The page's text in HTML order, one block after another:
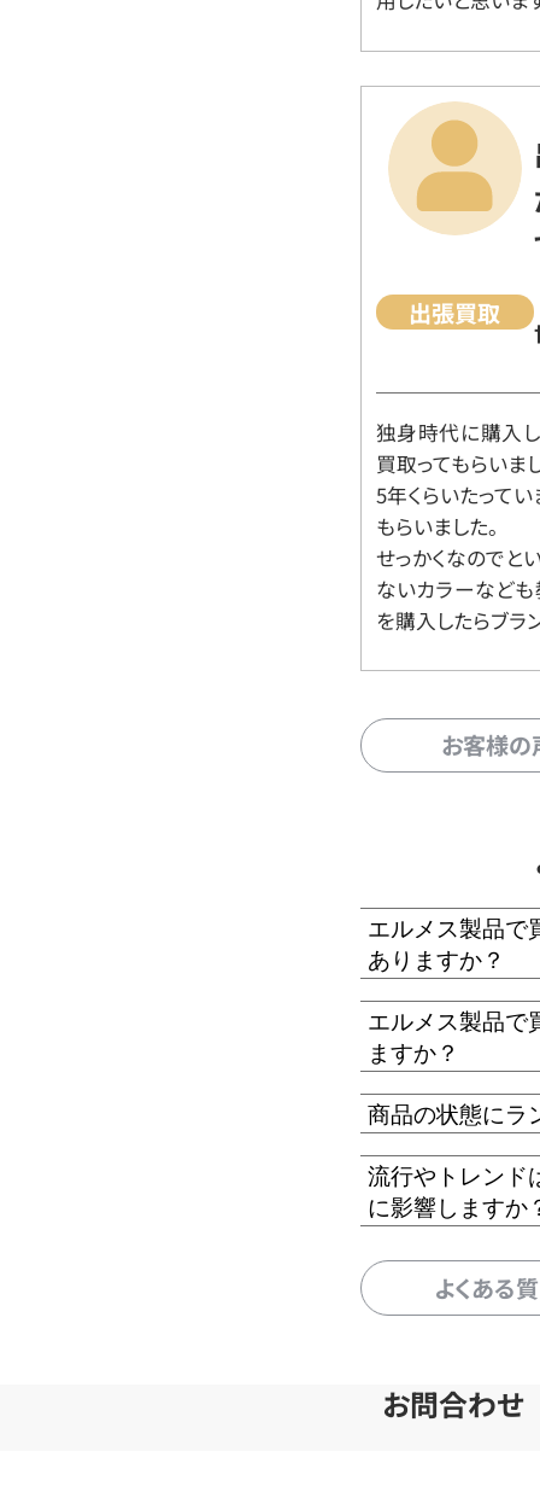
出張買取
独身時代に購入
買取ってもらいま
5年くらいたって
もらいました。
せっかくなのでと
ないカラーなども
を購入したらブラ
お客様
エルメス製品で
ありますか？
エルメス製品で
ますか？
商品の状態にラ
流行やトレンド
に影響しますか
よくある
お問合わせ